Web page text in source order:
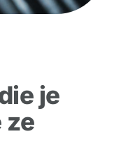
je
ze